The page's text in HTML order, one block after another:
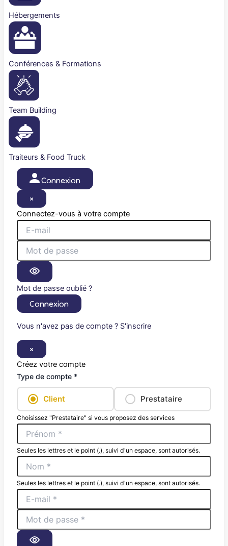
Hébergements
Conférences & Formations
Team Building
Traiteurs & Food Truck
Connexion
×
Connectez-vous à votre compte
Mot de passe oublié ?
Connexion
Vous n'avez pas de compte ? S'inscrire
×
Créez votre compte
Type de compte *
Client Prestataire
Choisissez "Prestataire" si vous proposez des services
Seules les lettres et le point (.), suivi d'un espace, sont autorisés.
Seules les lettres et le point (.), suivi d'un espace, sont autorisés.